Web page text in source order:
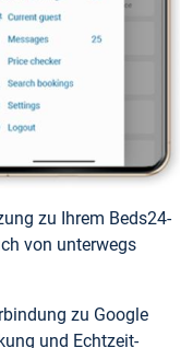
zu Ihrem Beds24-
von unterwegs
zu Google
und Echtzeit-